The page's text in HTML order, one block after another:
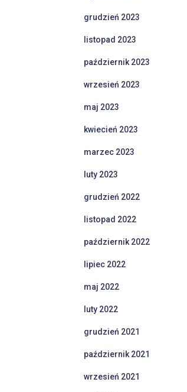
grudzień 2023
listopad 2023
październik 2023
wrzesień 2023
maj 2023
kwiecień 2023
marzec 2023
luty 2023
grudzień 2022
listopad 2022
październik 2022
lipiec 2022
maj 2022
luty 2022
grudzień 2021
październik 2021
wrzesień 2021